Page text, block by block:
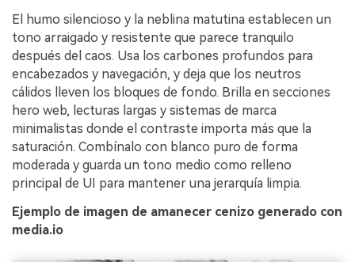
El humo silencioso y la neblina matutina establecen un
tono arraigado y resistente que parece tranquilo
después del caos. Usa los carbones profundos para
encabezados y navegación, y deja que los neutros
cálidos lleven los bloques de fondo. Brilla en secciones
hero web, lecturas largas y sistemas de marca
minimalistas donde el contraste importa más que la
saturación. Combínalo con blanco puro de forma
moderada y guarda un tono medio como relleno
principal de UI para mantener una jerarquía limpia.
Ejemplo de imagen de amanecer cenizo generado con
media.io